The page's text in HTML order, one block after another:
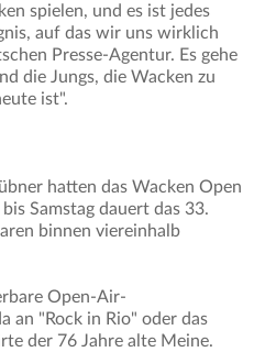
spielen, und es ist jedes
auf das wir uns wirklich
Presse-Agentur. Es gehe
die Jungs, die Wacken zu
ist".
hatten das Wacken Open
Samstag dauert das 33.
binnen viereinhalb
Open-Air-
an "Rock in Rio" oder das
der 76 Jahre alte Meine.